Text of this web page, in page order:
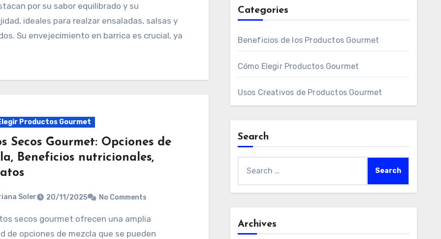
por su sabor equilibrado y su
ideales para realzar ensaladas, salsas y
Su envejecimiento en barrica es crucial, ya
Productos Gourmet
Secos Gourmet: Opciones de
Beneficios nutricionales,
Soler 20/11/2025 No Comments
de opciones de mezcla que se pueden
Categories
Beneficios de los Productos Gourmet
Cómo Elegir Productos Gourmet
Usos Creativos de Productos Gourmet
Search
for:
Archives